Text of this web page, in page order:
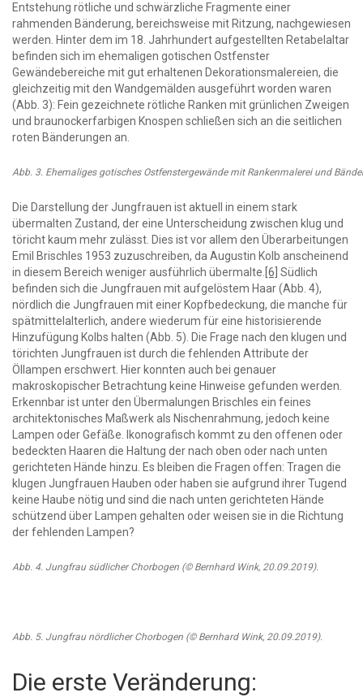
Entstehung rötliche und schwärzliche Fragmente einer
rahmenden Bänderung, bereichsweise mit Ritzung, nachgewiesen
werden. Hinter dem im 18. Jahrhundert aufgestellten Retabelaltar
befinden sich im ehemaligen gotischen Ostfenster
Gewändebereiche mit gut erhaltenen Dekorationsmalereien, die
gleichzeitig mit den Wandgemälden ausgeführt worden waren
(Abb. 3): Fein gezeichnete rötliche Ranken mit grünlichen Zweigen
und braunockerfarbigen Knospen schließen sich an die seitlichen
roten Bänderungen an.
Abb. 3. Ehemaliges gotisches Ostfenstergewände mit Rankenmalerei und
Die Darstellung der Jungfrauen ist aktuell in einem stark
übermalten Zustand, der eine Unterscheidung zwischen klug und
töricht kaum mehr zulässt. Dies ist vor allem den Überarbeitungen
Emil Brischles 1953 zuzuschreiben, da Augustin Kolb anscheinend
in diesem Bereich weniger ausführlich übermalte. [6] Südlich
befinden sich die Jungfrauen mit aufgelöstem Haar (Abb. 4),
nördlich die Jungfrauen mit einer Kopfbedeckung, die manche für
spätmittelalterlich, andere wiederum für eine historisierende
Hinzufügung Kolbs halten (Abb. 5). Die Frage nach den klugen und
törichten Jungfrauen ist durch die fehlenden Attribute der
Öllampen erschwert. Hier konnten auch bei genauer
makroskopischer Betrachtung keine Hinweise gefunden werden.
Erkennbar ist unter den Übermalungen Brischles ein feines
architektonisches Maßwerk als Nischenrahmung, jedoch keine
Lampen oder Gefäße. Ikonografisch kommt zu den offenen oder
bedeckten Haaren die Haltung der nach oben oder nach unten
gerichteten Hände hinzu. Es bleiben die Fragen offen: Tragen die
klugen Jungfrauen Hauben oder haben sie aufgrund ihrer Tugend
keine Haube nötig und sind die nach unten gerichteten Hände
schützend über Lampen gehalten oder weisen sie in die Richtung
der fehlenden Lampen?
Abb. 4. Jungfrau südlicher Chorbogen (© Bernhard Wink, 20.09.2019).
Abb. 5. Jungfrau nördlicher Chorbogen (© Bernhard Wink, 20.09.2019).
Die erste Veränderung: